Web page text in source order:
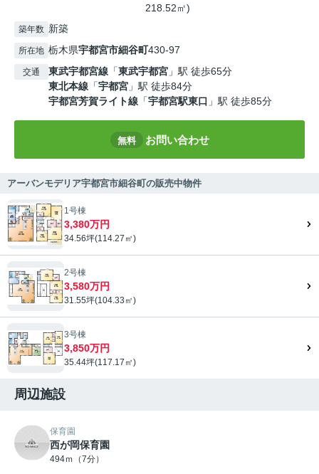
218.52㎡)
築年数 新築
所在地 栃木県宇都宮市細谷町430-97
交通 東武宇都宮線 「東武宇都宮 」駅 徒歩65分
東北本線 「宇都宮 」駅 徒歩84分
宇都宮芳賀ライト線 「宇都宮駅東口 」駅 徒歩85分
無料 お問い合わせ
アーバンモデリア宇都宮市細谷町の販売中物件
1号棟
3,380万円
34.56坪(114.27㎡)
2号棟
3,580万円
31.55坪(104.33㎡)
3号棟
3,850万円
35.44坪(117.17㎡)
周辺施設
保育園
西が岡保育園
494ｍ（7分）